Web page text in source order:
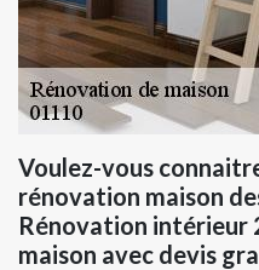
Voulez-vous
rénovation maison
Rénovation intérieur
maison avec devis